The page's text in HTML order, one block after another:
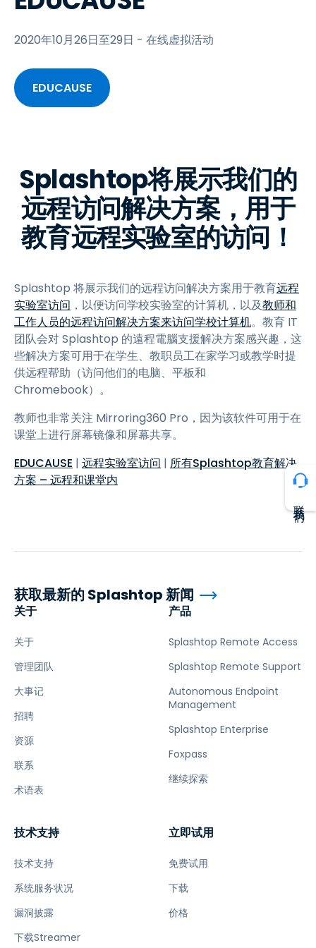
2020年10月26日至29日 - 在线虚拟活动
EDUCAUSE
Splashtop将展示我们的
远程访问解决方案，用于
教育远程实验室的访问！
Splashtop 将展示我们的远程访问解决方案用于教育远程
实验室访问 ，以便访问学校实验室的计算机，以及教师和
工作人员的远程访问解决方案来访问学校计算机。教育 IT
团队会对 Splashtop 的遠程電腦支援解决方案感兴趣，这
些解决方案可用于在学生、教职员工在家学习或教学时提
供远程帮助（访问他们的电脑、平板和
Chromebook）。
教师也非常关注 Mirroring360 Pro，因为该软件可用于在
课堂上进行屏幕镜像和屏幕共享。
EDUCAUSE | 远程实验室访问 | 所有Splashtop教育解决
方案 – 远程和课堂内
关于
关于
管理团队
大事记
招聘
资源
联系
术语表
产品
Splashtop Remote Access
Splashtop Remote Support
Autonomous Endpoint
Management
Splashtop Enterprise
Foxpass
继续探索
技术支持
技术支持
系统服务状况
漏洞披露
下载Streamer
立即试用
免费试用
下载
价格
获取最新的 Splashtop 新闻